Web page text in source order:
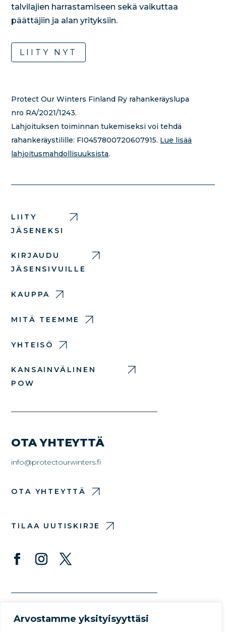
Arvostamme yksityisyyttäsi
talvilajien harrastamiseen sekä vaikuttaa
päättäjiin ja alan yrityksiin.
LIITY NYT
Protect Our Winters Finland Ry rahankeräyslupa
nro RA/2021/1243.
Lahjoituksen toiminnan tukemiseksi voi tehdä
rahankeräystilille: FI0457800720607915. Lue lisää
lahjoitusmahdollisuuksista.
LIITY
JÄSENEKSI
KIRJAUDU
JÄSENSIVUILLE
KAUPPA
MITÄ TEEMME
YHTEISÖ
KANSAINVÄLINEN
POW
OTA YHTEYTTÄ
info@protectourwinters.fi
OTA YHTEYTTÄ
TILAA UUTISKIRJE